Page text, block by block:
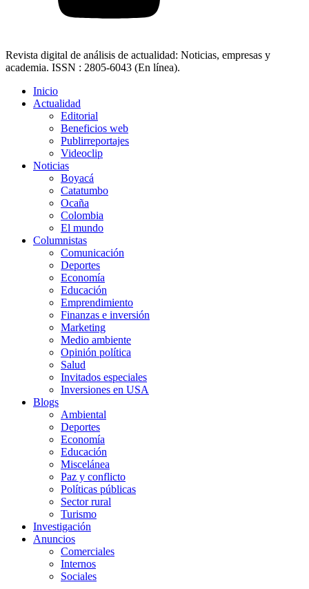
Revista digital de análisis de actualidad: Noticias, empresas y
academia. ISSN : 2805-6043 (En línea).
Inicio
Actualidad
Editorial
Beneficios web
Publirreportajes
Videoclip
Noticias
Boyacá
Catatumbo
Ocaña
Colombia
El mundo
Columnistas
Comunicación
Deportes
Economía
Educación
Emprendimiento
Finanzas e inversión
Marketing
Medio ambiente
Opinión política
Salud
Invitados especiales
Inversiones en USA
Blogs
Ambiental
Deportes
Economía
Educación
Miscelánea
Paz y conflicto
Políticas públicas
Sector rural
Turismo
Investigación
Anuncios
Comerciales
Internos
Sociales